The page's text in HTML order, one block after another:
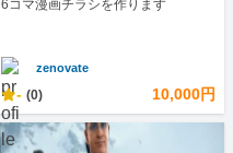
6コマ漫画チラシを作ります
zenovate
- (0) 10,000円